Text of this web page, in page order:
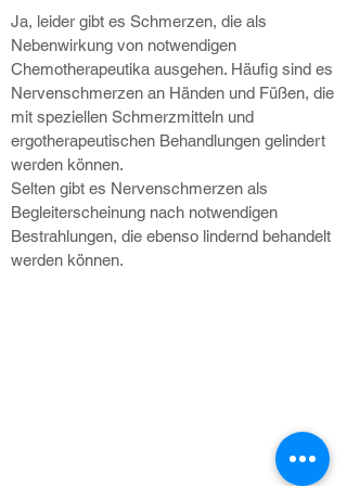
Ja, leider gibt es Schmerzen, die als
Nebenwirkung von notwendigen
Chemotherapeutika ausgehen. Häufig sind es
Nervenschmerzen an Händen und Füßen, die
mit speziellen Schmerzmitteln und
ergotherapeutischen Behandlungen gelindert
werden können.
Selten gibt es Nervenschmerzen als
Begleiterscheinung nach notwendigen
Bestrahlungen, die ebenso lindernd behandelt
werden können.